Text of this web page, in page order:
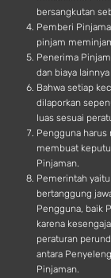
bersangkutan
Pemberi
pinjam
Penerima
dan biaya
Bahwa setiap
dilaporkan
luas sesuai
Pengguna
membuat
Pinjaman.
Pemerintah
bertanggung
Pengguna, baik
karena
peraturan
antara
Pinjaman.